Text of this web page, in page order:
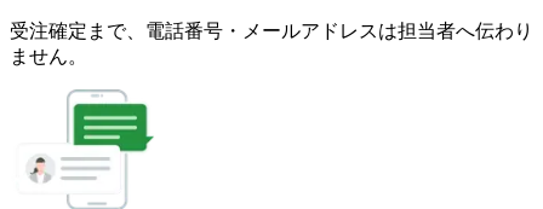
受注確定まで、 電話番号・メールアドレスは担当者へ伝わり
ません。